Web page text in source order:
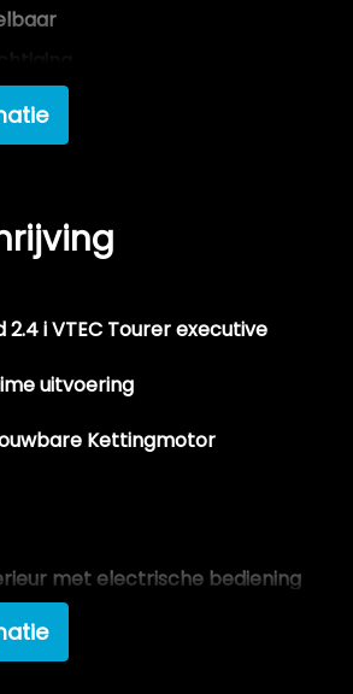
regeling
stabiliteits programma
remkrachtverdeling
achter
voor
elektrisch verstel- en
2.4 i VTEC Tourer executive
uitvoering
Kettingmotor
met electrische bediening
/ Clima
vergrendeling
ruiten voor en